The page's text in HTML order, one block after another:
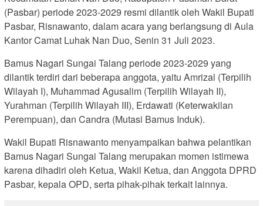
(Pasbar) periode 2023-2029 resmi dilantik oleh Wakil Bupati
Pasbar, Risnawanto, dalam acara yang berlangsung di Aula
Kantor Camat Luhak Nan Duo, Senin 31 Juli 2023.
Bamus Nagari Sungai Talang periode 2023-2029 yang
dilantik terdiri dari beberapa anggota, yaitu Amrizal (Terpilih
Wilayah I), Muhammad Agusalim (Terpilih Wilayah II),
Yurahman (Terpilih Wilayah III), Erdawati (Keterwakilan
Perempuan), dan Candra (Mutasi Bamus Induk).
Wakil Bupati Risnawanto menyampaikan bahwa pelantikan
Bamus Nagari Sungai Talang merupakan momen istimewa
karena dihadiri oleh Ketua, Wakil Ketua, dan Anggota DPRD
Pasbar, kepala OPD, serta pihak-pihak terkait lainnya.